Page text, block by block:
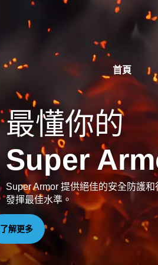
首頁
最懂你的
Super
Super Armor 提供絕佳的安全防護
發揮最佳水準。
了解更多